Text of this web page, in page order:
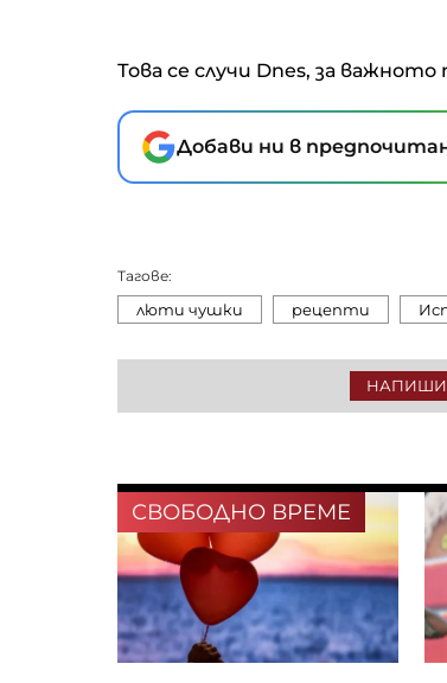
Това се случи Dnes, за
Добави ни в
Тагове:
люти чушки рецепти
НАПИШИ
СВОБОДНО ВРЕМЕ